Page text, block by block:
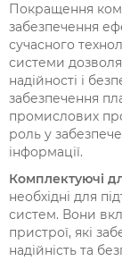
Покращення
забезпечення
сучасного
системи
надійності і
забезпечення
промислових
роль у
інформації.
Комплектуючі
необхідні для
систем. Вони
пристрої, які
надійність та